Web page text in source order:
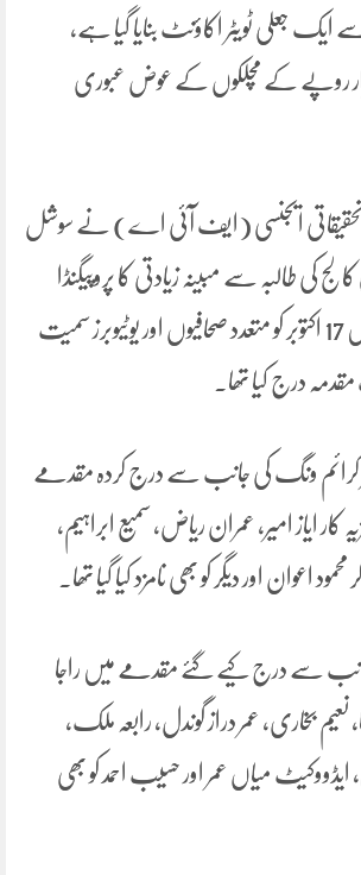
ایک جعلی ٹویٹر اکاؤنٹ بنایا گیا ہے،
نے 50 ہزار روپے کے مچلکوں کے عوض عبوری
تحقیقاتی ایجنسی (ایف آئی اے) نے سوشل
کالج کی طالبہ سے مبینہ زیادتی کا پروپیگنڈا
کرنے کے الزام میں 17 اکتوبر کو متعدد صحافیوں اور یوٹیوبرز سمیت
ونگ کی جانب سے درج کردہ مقدمے
کار ایاز امیر، عمران ریاض، سمیع ابراہیم،
اعوان اور دیگر کو بھی نامزد کیا گیا تھا۔
سے درج کیے گئے مقدمے میں راجا
نعیم بخاری، عمر دراز گوندل، رابعہ ملک،
میاں عمر اور حسیب احمد کو بھی